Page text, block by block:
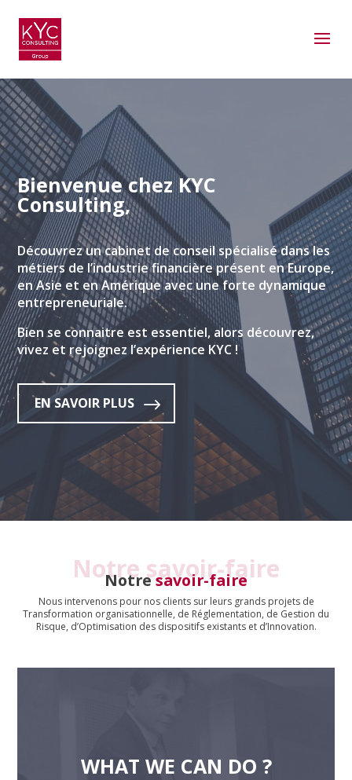
Bienvenue chez KYC
Consulting,
Découvrez un cabinet de conseil spécialisé dans les
métiers de l’industrie financière présent en Europe,
en Asie et en Amérique avec une forte dynamique
entrepreneuriale.
Bien se connaitre est essentiel, alors découvrez,
vivez et rejoignez l’expérience KYC !
EN SAVOIR PLUS
Notre savoir-faire
Notresavoir-faire
Nous intervenons pour nos clients sur leurs grands projets de
Transformation organisationnelle, de Réglementation, de Gestion du
Risque, d’Optimisation des dispositifs existants et d’Innovation.
WHAT WE CAN DO ?